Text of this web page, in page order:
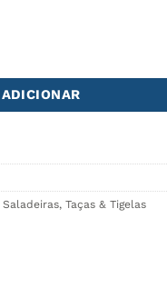
ADICIONAR
Saladeiras, Taças & Tigelas